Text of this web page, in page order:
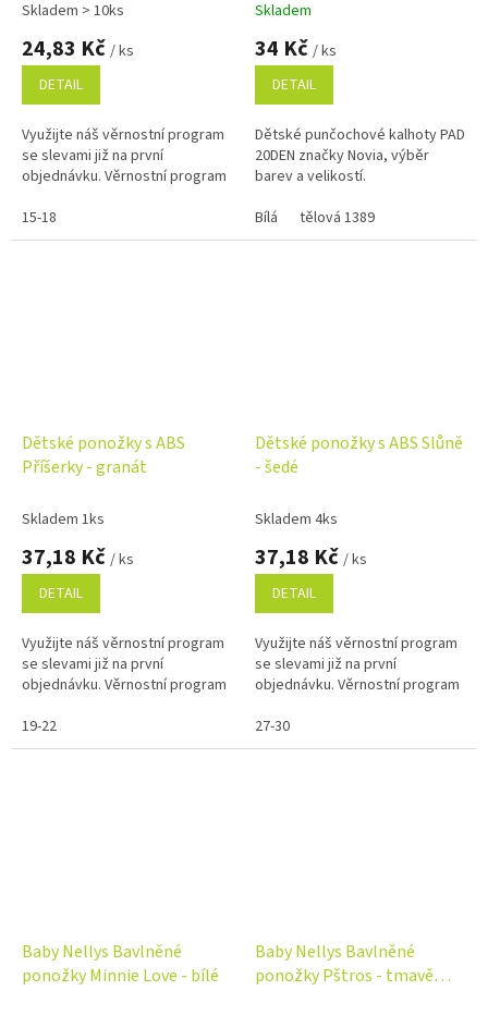
Skladem > 10ks
24,83 Kč / ks
DETAIL
Využijte náš věrnostní program
se slevami již na první
objednávku. Věrnostní program
15-18
Skladem
34 Kč / ks
DETAIL
Dětské punčochové kalhoty PAD
20DEN značky Novia, výběr
barev a velikostí.
Bílá
tělová 1389
Dětské ponožky s ABS
Příšerky - granát
Skladem 1ks
37,18 Kč / ks
DETAIL
Využijte náš věrnostní program
se slevami již na první
objednávku. Věrnostní program
19-22
Dětské ponožky s ABS Slůně
- šedé
Skladem 4ks
37,18 Kč / ks
DETAIL
Využijte náš věrnostní program
se slevami již na první
objednávku. Věrnostní program
27-30
Baby Nellys Bavlněné
ponožky Minnie Love - bílé
Baby Nellys Bavlněné
ponožky Pštros - tmavě